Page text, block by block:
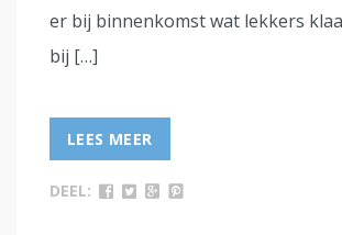
er bij binnenkomst wat lekkers
bij […]
LEES MEER
DEEL: